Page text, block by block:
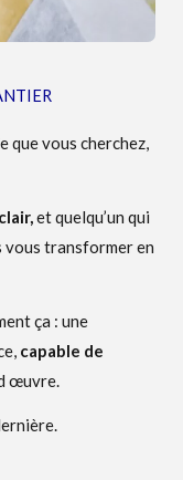
que vous cherchez,
et quelqu’un qui
vous transformer en
ça : une
capable de
œuvre.